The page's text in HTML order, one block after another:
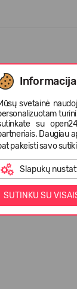
svetainė
su
Daugiau
pakeisti savo
Slapukų
SUTINKU SU